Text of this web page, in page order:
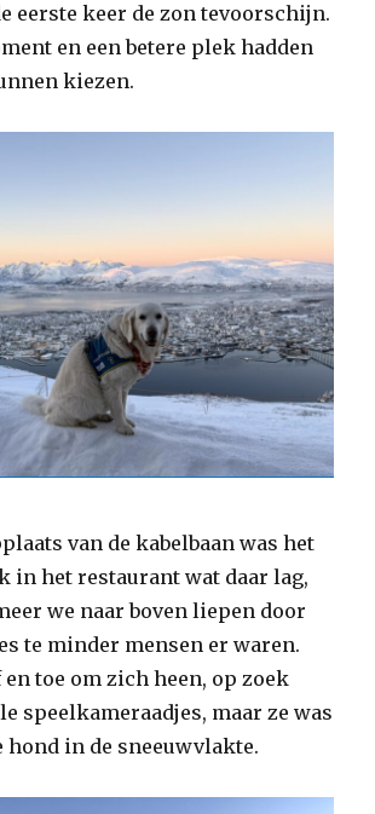
eerste keer de zon tevoorschijn.
en een betere plek hadden
kiezen.
van de kabelbaan was het
in het restaurant wat daar lag,
we naar boven liepen door
te minder mensen er waren.
toe om zich heen, op zoek
speelkameraadjes, maar ze was
hond in de sneeuwvlakte.